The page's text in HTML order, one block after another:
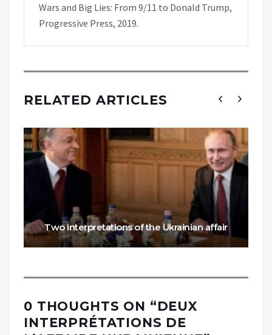
Wars and Big Lies: From 9/11 to Donald Trump,
Progressive Press, 2019.
RELATED ARTICLES
Two interpretations of the Ukrainian affair
0 THOUGHTS ON “DEUX
INTERPRÉTATIONS DE